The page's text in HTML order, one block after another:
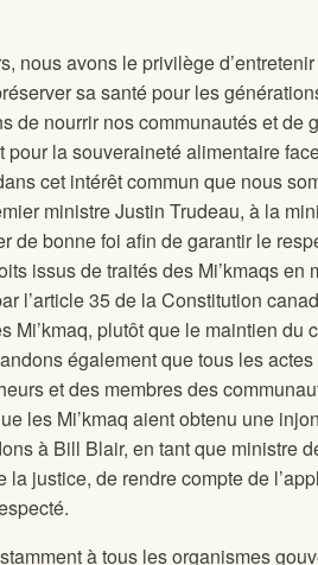
nous avons le privilège
sa santé pour les
de nourrir nos communautés et de
pour la souveraineté alimentaire
cet intérêt commun que nous
ministre Justin Trudeau, à la
de bonne foi afin de garantir le
issus de traités des Mi’kmaqs
l’article 35 de la Constitution
Mi’kmaq, plutôt que le maintien
également que tous les
et des membres des
les Mi’kmaq aient obtenu une
à Bill Blair, en tant que ministre
la justice, de rendre compte de
à tous les organismes